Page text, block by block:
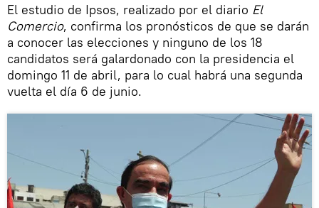
El estudio de Ipsos, realizado por el diario El
Comercio, confirma los pronósticos de que se darán
a conocer las elecciones y ninguno de los 18
candidatos será galardonado con la presidencia el
domingo 11 de abril, para lo cual habrá una segunda
vuelta el día 6 de junio.